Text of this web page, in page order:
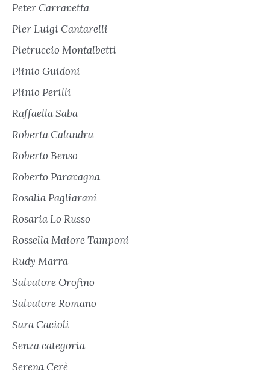
Peter Carravetta
Pier Luigi Cantarelli
Pietruccio Montalbetti
Plinio Guidoni
Plinio Perilli
Raffaella Saba
Roberta Calandra
Roberto Benso
Roberto Paravagna
Rosalia Pagliarani
Rosaria Lo Russo
Rossella Maiore Tamponi
Rudy Marra
Salvatore Orofino
Salvatore Romano
Sara Cacioli
Senza categoria
Serena Cerè